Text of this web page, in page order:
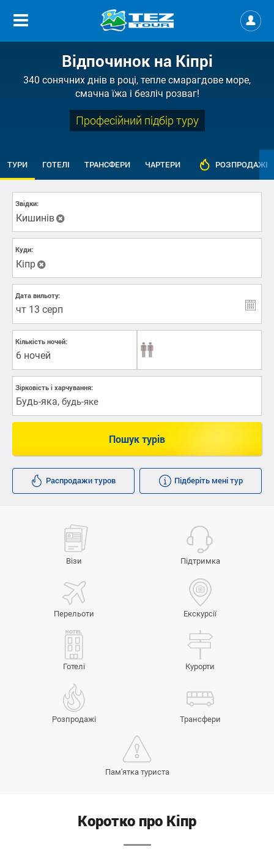
Відпочинок на Кіпрі
340 сонячних днів в році, тепле смарагдове море,
смачна їжа і безліч розваг!
Професійний підбір туру
ТУРИ ГОТЕЛІ ТРАНСФЕРИ ЧАРТЕРИ РОЗПРОДАЖІ
Звідки:
Кишинів
Куди:
Кіпр
Дата вильоту:
Кількість ночей:
6 ночей
Зірковість і харчування:
Будь-яка, будь-яке
Пошук турів
Распродажи туров Підберіть мені тур
Візи Підтримка
Перельоти Екскурсії
Готелі Курорти
Розпродажі Трансфери
Пам'ятка туриста
Коротко про Кіпр